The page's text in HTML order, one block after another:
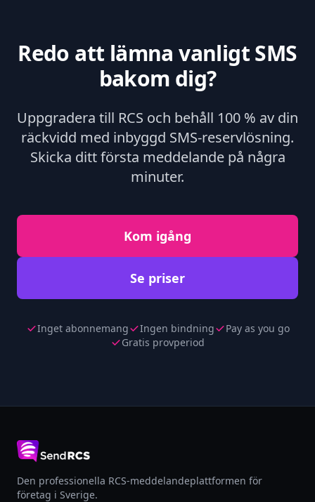
Redo att lämna vanligt SMS
bakom dig?
Uppgradera till RCS och behåll 100 % av din
räckvidd med inbyggd SMS-reservlösning.
Skicka ditt första meddelande på några
minuter.
Kom igång
Se priser
Inget abonnemang Ingen bindning
Pay as you go
Gratis provperiod
Den professionella RCS-meddelandeplattformen för
företag i Sverige.